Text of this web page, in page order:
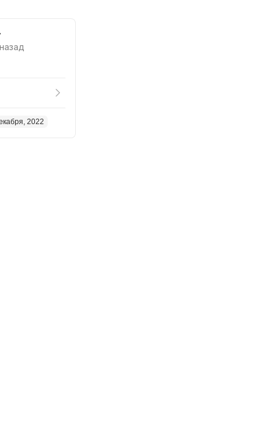
2022